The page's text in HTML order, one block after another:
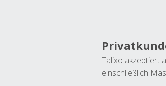
Talixo akzeptiert
einschließlich